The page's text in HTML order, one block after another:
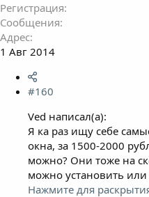
Регистрация
Сообщения
Адрес
1 Авг 2014
#160
Ved написал(а):
Я ка раз ищу себе
окна, за 1500-2000
можно? Они тоже на
можно установить
Нажмите для